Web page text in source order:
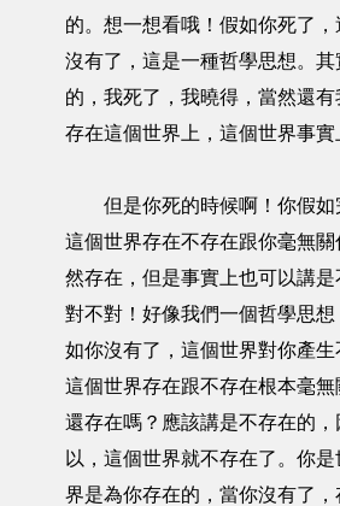
的。想一想看哦！假如你死了
沒有了，這是一種哲學思想。
的，我死了，我曉得，當然還
存在這個世界上，這個世界事實
但是你死的時候啊！你假如
這個世界存在不存在跟你毫無
然存在，但是事實上也可以講
對不對！好像我們一個哲學思
如你沒有了，這個世界對你產生
這個世界存在跟不存在根本毫
還存在嗎？應該講是不存在的
以，這個世界就不存在了。你
界是為你存在的，當你沒有了